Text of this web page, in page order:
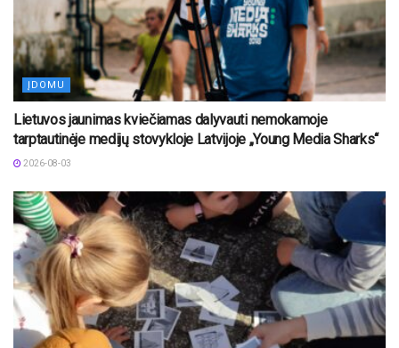
ĮDOMU
Lietuvos jaunimas kviečiamas dalyvauti nemokamoje
tarptautinėje medijų stovykloje Latvijoje „Young Media Sharks“
2026-08-03